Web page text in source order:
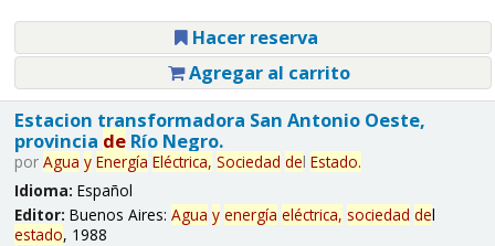
Hacer reserva
Agregar al carrito
Estacion transformadora San Antonio Oeste,
provincia deRío Negro.
por Agua y Energía Eléctrica, Sociedad del Estado.
Idioma: Español
Editor: Buenos Aires: Agua y energía eléctrica, sociedad del
estado, 1988